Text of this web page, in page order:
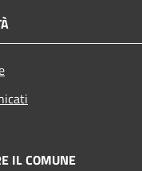
IL COMUNE